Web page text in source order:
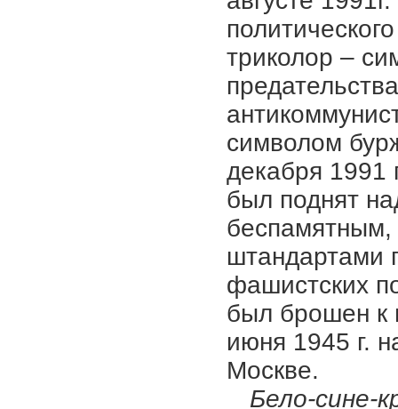
триколор –
символом
декабря 1991
был поднят
беспамятным,
штандартами
фашистских
был брошен к
июня 1945 г.
Москве.
Бело-сине-